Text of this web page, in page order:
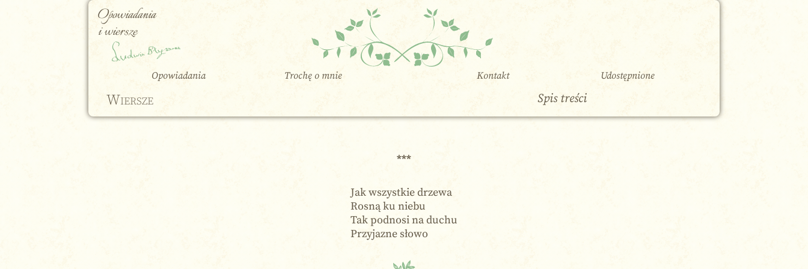
Opowiadania
i wiersze
Opowiadania Trochę o mnie Kontakt Udostępnione
Wiersze Spis treści
***
Jak wszystkie drzewa
Rosną ku niebu
Tak podnosi na duchu
Przyjazne słowo